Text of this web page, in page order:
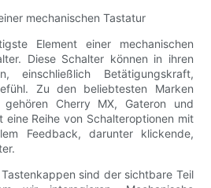
mechanischen Tastatur
Element einer mechanischen
Diese Schalter können in ihren
einschließlich Betätigungskraft,
Zu den beliebtesten Marken
gehören Cherry MX, Gateron und
eine Reihe von Schalteroptionen mit
Feedback, darunter klickende,
sind der sichtbare Teil